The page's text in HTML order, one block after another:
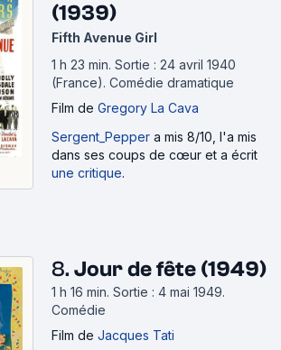
(1939)
Fifth Avenue Girl
1 h 23 min. Sortie : 24 avril 1940
(France). Comédie dramatique
Film de Gregory La Cava
Sergent_Pepper a mis 8/10, l'a mis
dans ses coups de cœur et a écrit
une critique.
8. Jour de fête (1949)
1 h 16 min. Sortie : 4 mai 1949.
Comédie
Film de Jacques Tati